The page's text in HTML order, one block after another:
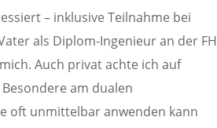
– inklusive Teilnahme bei
als Diplom-Ingenieur an der FH
Auch privat achte ich auf
am dualen
oft unmittelbar anwenden kann